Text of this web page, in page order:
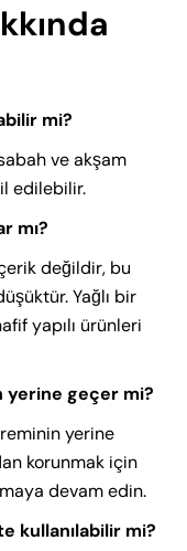
mi?
ve akşam
edilebilir.
mı?
değildir, bu
Yağlı bir
yapılı ürünleri
yerine geçer mi?
yerine
korunmak için
devam edin.
kullanılabilir mi?